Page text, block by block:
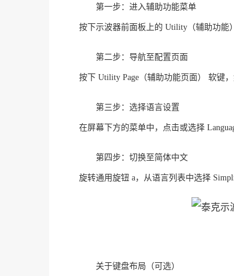
第一步：进入辅助功能菜单
按下示波器前面板上的 Utility（辅助功能
第二步：导航至配置页面
按下 Utility Page（辅助功能页面） 软键
第三步：选择语言设置
在屏幕下方的菜单中，点击或选择
第四步：切换至简体中文
旋转通用旋钮 a，从语言列表中选择
关于键盘布局（可选）